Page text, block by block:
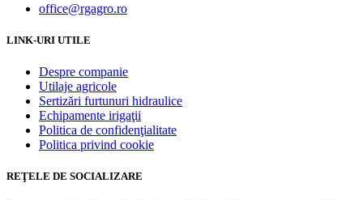
office@rgagro.ro
LINK-URI UTILE
Despre companie
Utilaje agricole
Sertizări furtunuri hidraulice
Echipamente irigaţii
Politica de confidenţialitate
Politica privind cookie
REŢELE DE SOCIALIZARE